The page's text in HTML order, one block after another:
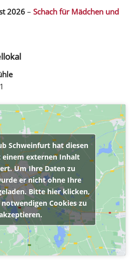
2026 – Schach für Mädchen und
Schweinfurt hat diesen
einem externen Inhalt
Um Ihre Daten zu
er nicht ohne Ihre
Bitte hier klicken,
Cookies zu